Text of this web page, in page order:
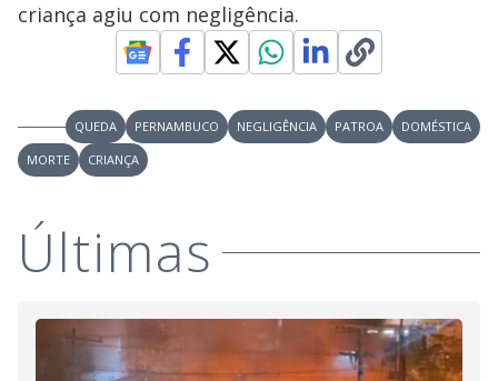
criança agiu com negligência.
QUEDA PERNAMBUCO NEGLIGÊNCIA PATROA
DOMÉSTICA
MORTE
CRIANÇA
Últimas